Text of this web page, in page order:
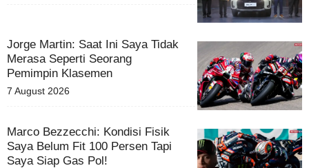
Jorge Martin: Saat Ini Saya Tidak
Merasa Seperti Seorang
Pemimpin Klasemen
7 August 2026
Marco Bezzecchi: Kondisi Fisik
Saya Belum Fit 100 Persen Tapi
Saya Siap Gas Pol!